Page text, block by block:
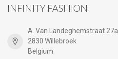
INFINITY FASHION
A. Van Landeghemstraat 27a
2830 Willebroek
Belgium